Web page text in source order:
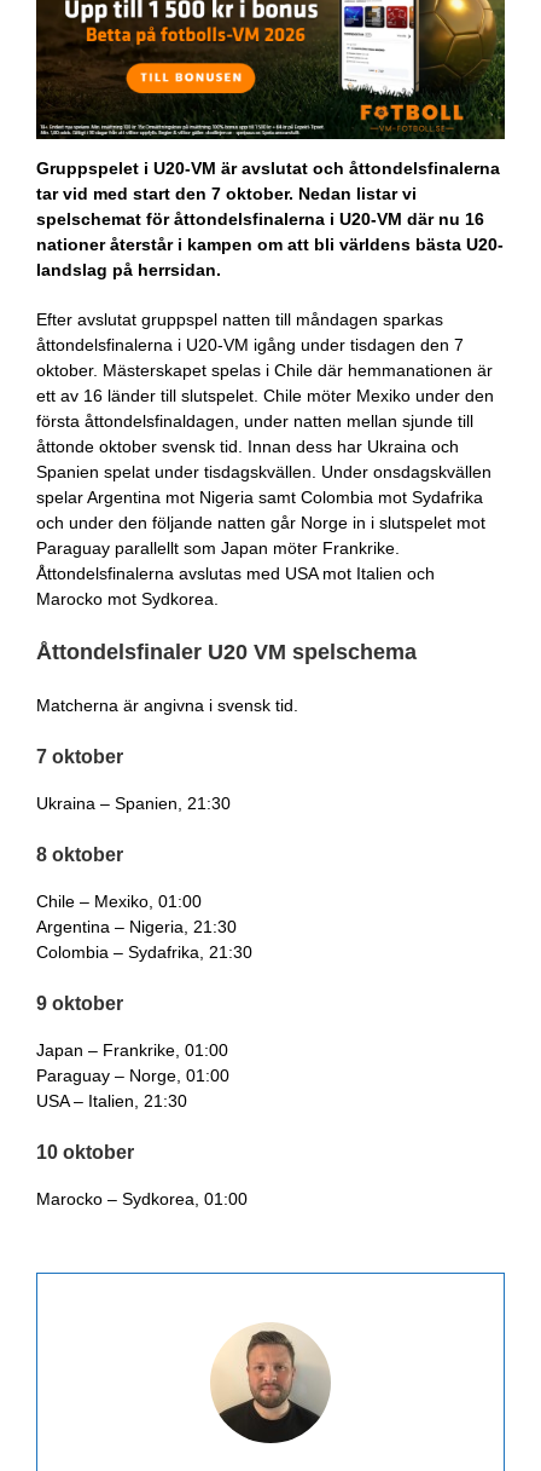
Gruppspelet i U20-VM är avslutat och åttondelsfinalerna
tar vid med start den 7 oktober. Nedan listar vi
spelschemat för åttondelsfinalerna i U20-VM där nu 16
nationer återstår i kampen om att bli världens bästa U20-
landslag på herrsidan.
Efter avslutat gruppspel natten till måndagen sparkas
åttondelsfinalerna i U20-VM igång under tisdagen den 7
oktober. Mästerskapet spelas i Chile där hemmanationen är
ett av 16 länder till slutspelet. Chile möter Mexiko under den
första åttondelsfinaldagen, under natten mellan sjunde till
åttonde oktober svensk tid. Innan dess har Ukraina och
Spanien spelat under tisdagskvällen. Under onsdagskvällen
spelar Argentina mot Nigeria samt Colombia mot Sydafrika
och under den följande natten går Norge in i slutspelet mot
Paraguay parallellt som Japan möter Frankrike.
Åttondelsfinalerna avslutas med USA mot Italien och
Marocko mot Sydkorea.
Åttondelsfinaler U20 VM spelschema
Matcherna är angivna i svensk tid.
7 oktober
Ukraina – Spanien, 21:30
8 oktober
Chile – Mexiko, 01:00
Argentina – Nigeria, 21:30
Colombia – Sydafrika, 21:30
9 oktober
Japan – Frankrike, 01:00
Paraguay – Norge, 01:00
USA – Italien, 21:30
10 oktober
Marocko – Sydkorea, 01:00